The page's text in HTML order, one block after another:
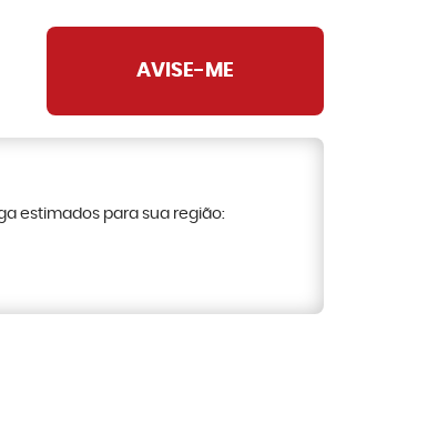
AVISE-ME
estimados para sua região: